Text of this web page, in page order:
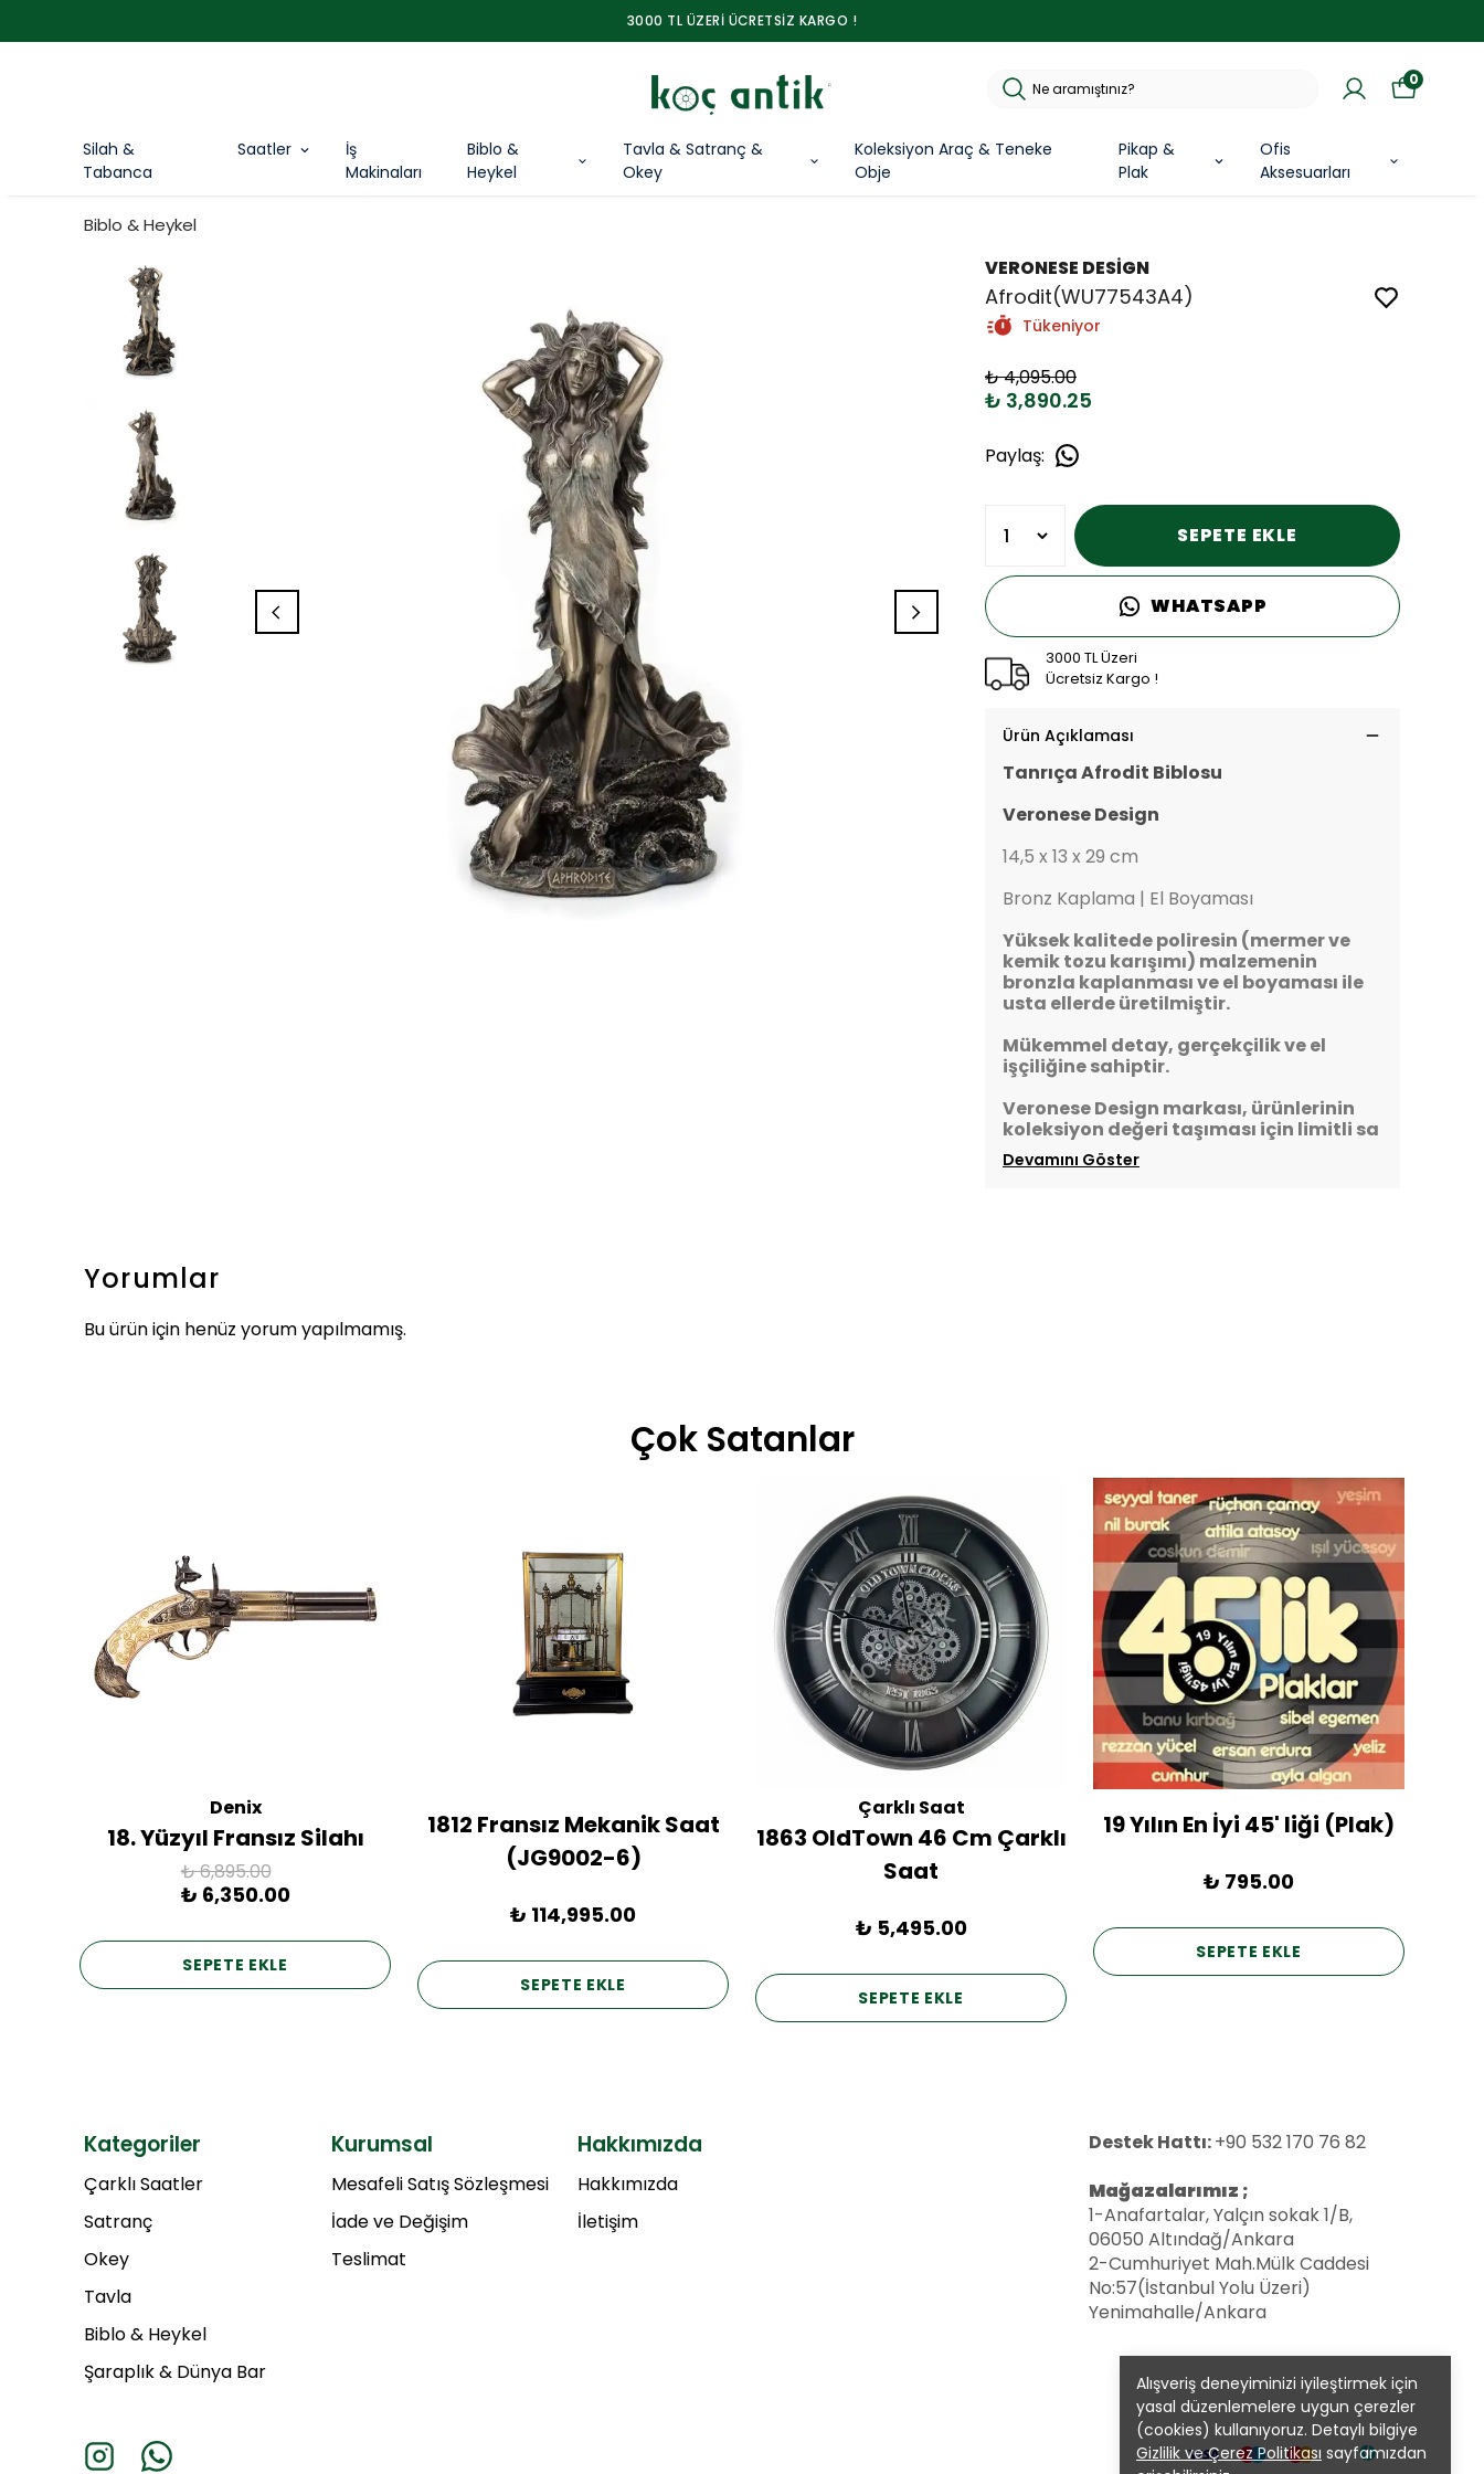
3000 TL ÜZERİ ÜCRETSİZ KARGO !
Silah &
Tabanca
Saatler
İş
Makinaları
Biblo &
Heykel
Tavla & Satranç &
Okey
Koleksiyon Araç & Teneke
Obje
Pikap &
Plak
Ofis
Aksesuarları
0
Alışveriş deneyiminizi iyileştirmek için
yasal düzenlemelere uygun çerezler
(cookies) kullanıyoruz. Detaylı bilgiye
Gizlilik ve Çerez Politikası sayfamızdan
Biblo & Heykel
VERONESE DESİGN
Afrodit(WU77543A4)
Tükeniyor
₺ 4,095.00
₺ 3,890.25
Paylaş:
SEPETE EKLE
WHATSAPP
3000 TL Üzeri
Ücretsiz Kargo !
Ürün Açıklaması
Tanrıça Afrodit Biblosu
Veronese Design
14,5 x 13 x 29 cm
Bronz Kaplama | El Boyaması
Yüksek kalitede poliresin (mermer ve
kemik tozu karışımı) malzemenin
bronzla kaplanması ve el boyaması ile
usta ellerde üretilmiştir.
Mükemmel detay, gerçekçilik ve el
işçiliğine sahiptir.
Veronese Design markası, ürünlerinin
koleksiyon değeri taşıması için limitli sa
Devamını Göster
Yorumlar
Bu ürün için henüz yorum yapılmamış.
Çok Satanlar
Denix
18. Yüzyıl Fransız Silahı
₺ 6,895.00
₺ 6,350.00
SEPETE EKLE
1812 Fransız Mekanik Saat
(JG9002-6)
₺ 114,995.00
SEPETE EKLE
Çarklı Saat
1863 OldTown 46 Cm Çarklı
Saat
₺ 5,495.00
SEPETE EKLE
19 Yılın En İyi 45' liği (Plak)
₺ 795.00
SEPETE EKLE
Kategoriler
Çarklı Saatler
Satranç
Okey
Tavla
Biblo & Heykel
Şaraplık & Dünya Bar
Kurumsal
Mesafeli Satış Sözleşmesi
İade ve Değişim
Teslimat
Hakkımızda
Hakkımızda
İletişim
Destek Hattı:+90 532 170 76 82
Mağazalarımız ;
1-Anafartalar, Yalçın sokak 1/B,
06050 Altındağ/Ankara
2-Cumhuriyet Mah.Mülk Caddesi
No:57(İstanbul Yolu Üzeri)
Yenimahalle/Ankara